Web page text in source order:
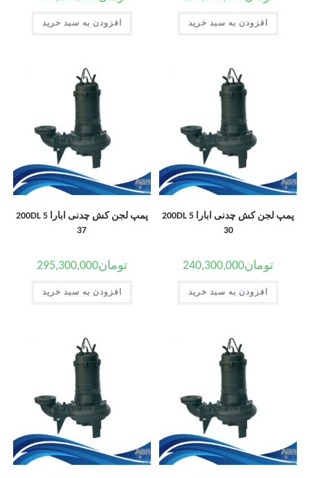
افزودن به سبد خرید افزودن به سبد خرید
پمپ لجن کش چدنی ابارا 200DL 5
30
تومان240,300,000
افزودن به سبد خرید
پمپ لجن کش چدنی ابارا 200DL 5
37
تومان295,300,000
افزودن به سبد خرید